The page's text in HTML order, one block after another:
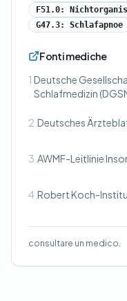
F51.0:
G47.3: Schlafapnoe
Fonti mediche
1 Deutsche
Schlafmedizin
2. Deutsches
3. AWMF-Leitlinie
4. Robert Koch-
consultare un medico.